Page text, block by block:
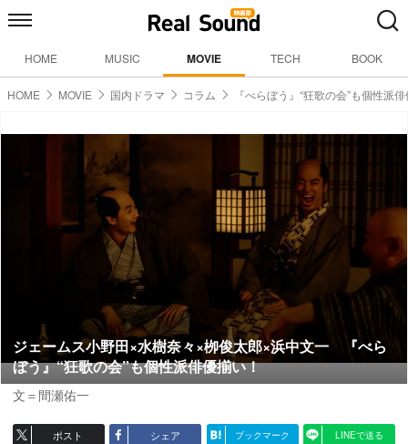
HOME MUSIC MOVIE TECH BOOK
HOME MOVIE 国内ドラマ コラム 『べらぼう』“狂歌の会”も個性派
ジェームス小野田×水樹奈々×栁俊太郎×浜中文一 『べら
ぼう』“狂歌の会”も個性派俳優揃い！
文＝間瀬佑一
ポスト シェア ブックマーク LINEで送る